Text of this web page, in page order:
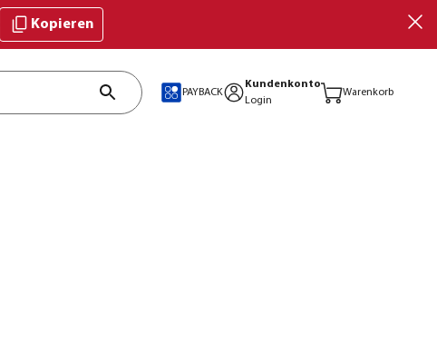
Kopieren
PAYBACK
Kundenkonto
Login
Warenkorb